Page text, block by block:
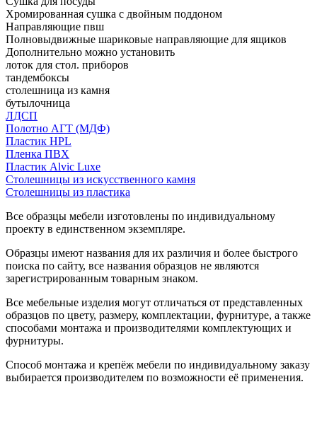
Хромированная сушка с двойным поддоном
Направляющие пвш
Полновыдвижные шариковые направляющие для ящиков
Дополнительно можно установить
лоток для стол. приборов
тандембоксы
столешница из камня
бутылочница
ЛДСП
Полотно АГТ (МДФ)
Пластик HPL
Пленка ПВХ
Пластик Alvic Luxe
Столешницы из искусственного камня
Столешницы из пластика
Все образцы мебели изготовлены по индивидуальному
проекту в единственном экземпляре.
Образцы имеют названия для их различия и более быстрого
поиска по сайту, все названия образцов не являются
зарегистрированным товарным знаком.
Все мебельные изделия могут отличаться от представленных
образцов по цвету, размеру, комплектации, фурнитуре, а также
способами монтажа и производителями комплектующих и
фурнитуры.
Способ монтажа и крепёж мебели по индивидуальному заказу
выбирается производителем по возможности её применения.